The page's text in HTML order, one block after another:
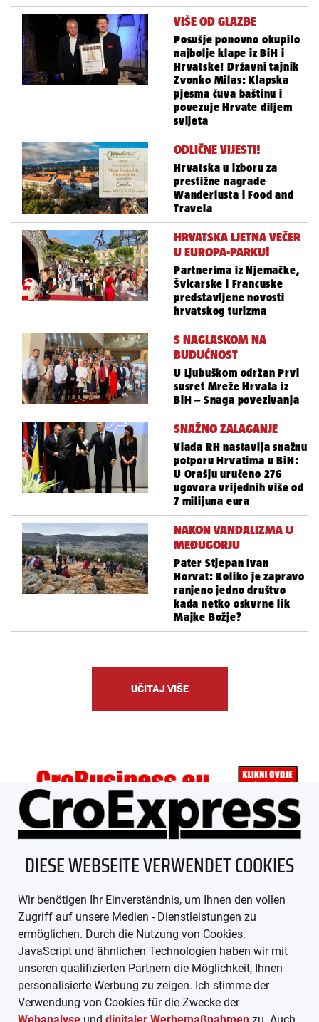
VIŠE OD GLAZBE
Posušje ponovno okupilo
najbolje klape iz BiH i
Hrvatske! Državni tajnik
Zvonko Milas: Klapska
pjesma čuva baštinu i
povezuje Hrvate diljem
svijeta
ODLIČNE VIJESTI!
Hrvatska u izboru za
prestižne nagrade
Wanderlusta i Food and
Travela
HRVATSKA LJETNA VEČER
U EUROPA-PARKU!
Partnerima iz Njemačke,
Švicarske i Francuske
predstavljene novosti
hrvatskog turizma
S NAGLASKOM NA
BUDUĆNOST
U Ljubuškom održan Prvi
susret Mreže Hrvata iz
BiH – Snaga povezivanja
SNAŽNO ZALAGANJE
Vlada RH nastavlja snažnu
potporu Hrvatima u BiH:
U Orašju uručeno 276
ugovora vrijednih više od
7 milijuna eura
NAKON VANDALIZMA U
MEĐUGORJU
Pater Stjepan Ivan
Horvat: Koliko je zapravo
ranjeno jedno društvo
kada netko oskvrne lik
Majke Božje?
UČITAJ VIŠE
ÜBER UNS
IMPRESSUM
AGB
DATENSCHUTZ
MEDIADATEN
DIESE WEBSEITE VERWENDET COOKIES
Wir benötigen Ihr Einverständnis, um Ihnen den vollen
Zugriff auf unsere Medien - Dienstleistungen zu
ermöglichen. Durch die Nutzung von Cookies,
JavaScript und ähnlichen Technologien haben wir mit
unseren qualifizierten Partnern die Möglichkeit, Ihnen
personalisierte Werbung zu zeigen. Ich stimme der
Verwendung von Cookies für die Zwecke der